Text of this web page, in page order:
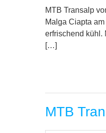
MTB Transalp
Malga Ciapta
erfrischend kühl.
[…]
MTB